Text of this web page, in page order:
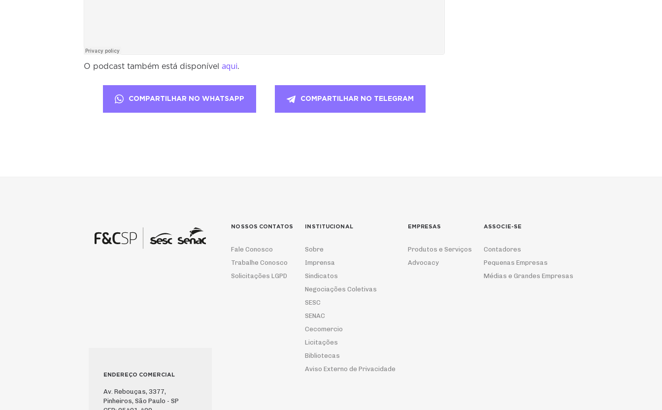
O podcast também está disponível aqui.
COMPARTILHAR NO WHATSAPP COMPARTILHAR NO TELEGRAM
NOSSOS CONTATOS
Fale Conosco
Trabalhe Conosco
Solicitações LGPD
INSTITUCIONAL
Sobre
Imprensa
Sindicatos
Negociações Coletivas
SESC
SENAC
Cecomercio
Licitações
Bibliotecas
Aviso Externo de Privacidade
EMPRESAS
Produtos e Serviços
Advocacy
ASSOCIE-SE
Contadores
Pequenas Empresas
Médias e Grandes Empresas
ENDEREÇO COMERCIAL
Av. Rebouças, 3377,
Pinheiros, São Paulo - SP